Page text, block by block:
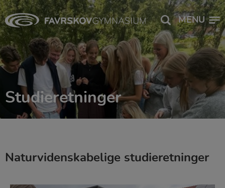
MENU
Studieretninger
Naturvidenskabelige studieretninger